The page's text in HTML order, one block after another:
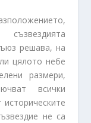
решава, на
цялото небе
размери,
всички
не са